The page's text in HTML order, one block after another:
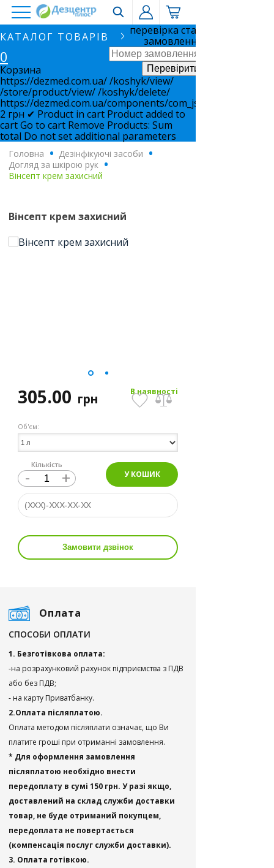
КАТАЛОГ ТОВАРІВ
перевірка статусу
замовлення
0
Корзина
https://dezmed.com.ua//koshyk/view/
/store/product/view//koshyk/delete/
https://dezmed.com.ua/components/com_jshopping/files/
2 грн ✔ Product in cart Product added to
cartGo to cart Remove Products: Sum
total Do not set additional parameters
Головна . Дезінфікуючі засоби
.
Догляд за шкірою рук .
Вінсепт крем захисний
Вінсепт крем захисний
В наявності
305.00 грн
Об'єм:
Кількість
- + У КОШИК
Замовити дзвінок
Оплата
СПОСОБИ ОПЛАТИ
1. Безготівкова оплата:
-на розрахунковий рахунок підприємства з ПДВ
або без ПДВ;
- на карту Приватбанку.
2.Оплата післяплатою.
Оплата методом післяплати означає, що Ви
платите гроші при отриманні замовлення.
* Для оформлення замовлення
післяплатою необхідно внести
передоплату в сумі 150 грн. У разі якщо,
доставлений на склад служби доставки
товар, не буде отриманий покупцем,
передоплата не повертається
(компенсація послуг служби доставки).
3. Оплата готівкою.